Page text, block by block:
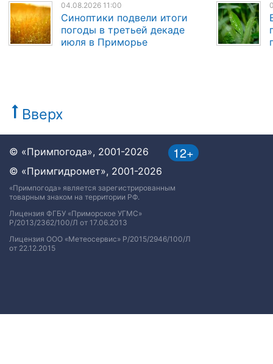
04.08.2026 11:00
Синоптики подвели итоги
погоды в третьей декаде
июля в Приморье
Вверх
12+
© «Примпогода», 2001-2026
© «Примгидромет», 2001-2026
«Примпогода» является зарегистрированным
товарным знаком на территории РФ.
Лицензия ФГБУ «Приморское УГМС»
Р/2013/2362/100/Л от 17.06.2013
Лицензия ООО «Метеосервис» Р/2015/2946/100/Л
от 22.12.2015